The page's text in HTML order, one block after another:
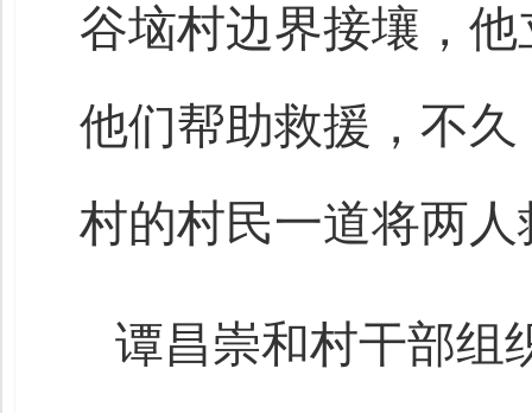
谷垴村边界接壤，
他们帮助救援，不
村的村民一道将两人
谭昌崇和村干部组